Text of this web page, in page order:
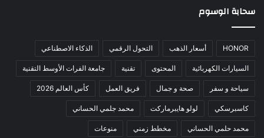
سحابة الوسوم
HONOR أسعار الذهب التحول الرقمي الذكاء الاصطناعي
السيارات الكهربائية المحتوى تقنية جامعة الفرات الأوسط التقنية
سياحة و سفر صحة و جمال فريق العمل كأس العالم 2026
كاسبرسكي لولو هايبرماركت محمد جلمي الحساني
محمد حلمي الحساني مخطط زمني منوعات